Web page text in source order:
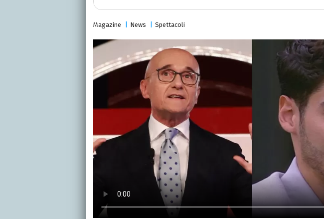
Magazine News Spettacoli